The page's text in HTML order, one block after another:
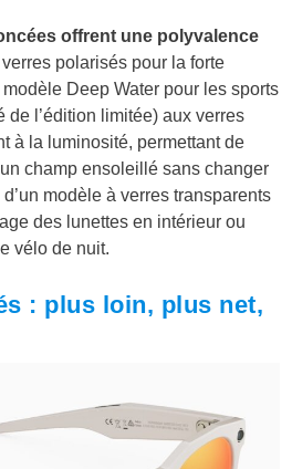
offrent une polyvalence
polarisés pour la forte
Deep Water pour les sports
de l’édition limitée) aux verres
à la luminosité, permettant de
champ ensoleillé sans changer
modèle à verres transparents
des lunettes en intérieur ou
vélo de nuit.
: plus loin, plus net,